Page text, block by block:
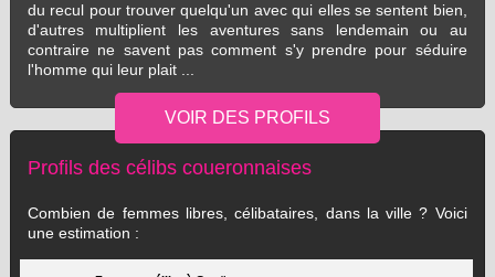
du recul pour trouver quelqu'un avec qui elles se sentent bien,
d'autres multiplient les aventures sans lendemain ou au
contraire ne savent pas comment s'y prendre pour séduire
l'homme qui leur plait ...
Profils des célibs coueronnaises
Combien de femmes libres, célibataires, dans la ville ? Voici
une estimation :